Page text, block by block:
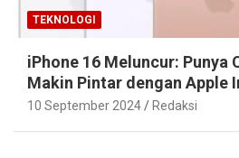
TEKNOLOGI
iPhone 16 Meluncur: Punya
Makin Pintar dengan Apple
10 September 2024 Redaksi